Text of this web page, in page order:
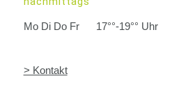
Mo Di Do Fr 17°°-19°° Uhr
> Kontakt